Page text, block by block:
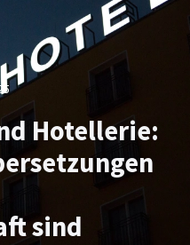
Hotellerie:
sind